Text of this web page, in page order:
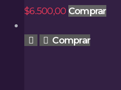
$6.500,00 Comprar
Comprar